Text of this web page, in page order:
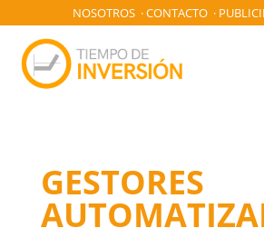
NOSOTROS ·CONTACTO ·
GESTORES